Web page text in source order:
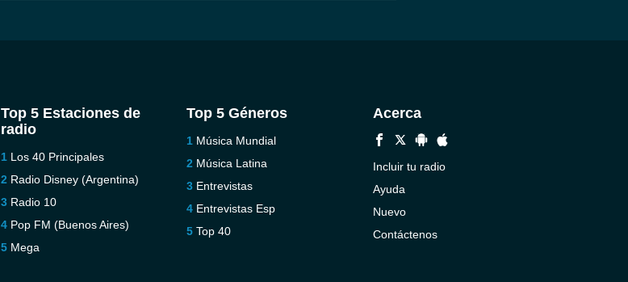
Top 5 Estaciones de
radio
Los 40 Principales
Radio Disney (Argentina)
Radio 10
Pop FM (Buenos Aires)
Mega
Top 5 Géneros
Música Mundial
Música Latina
Entrevistas
Entrevistas Esp
Top 40
Acerca
Incluir tu radio
Ayuda
Nuevo
Contáctenos